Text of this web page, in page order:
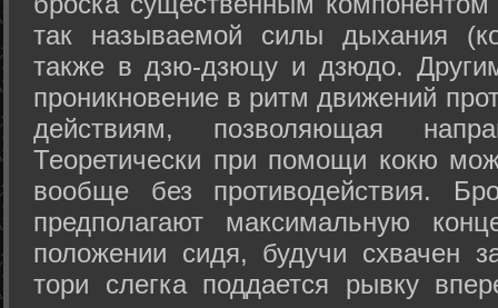
так называемой силы дыхания
также в дзю-дзюцу и дзюдо.
проникновение в ритм движений
действиям, позволяющая
Теоретически при помощи кокю
вообще без противодействия.
предполагают максимальную
положении сидя, будучи схвачен
тори слегка поддается рывку